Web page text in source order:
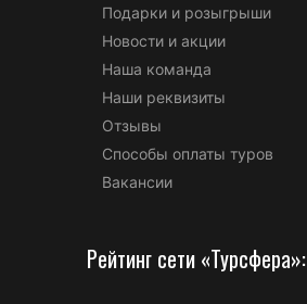
Подарки и розыгрыши
Новости и акции
Наша команда
Наши реквизиты
Отзывы
Способы оплаты туров
Вакансии
Рейтинг сети «Турсфера»: